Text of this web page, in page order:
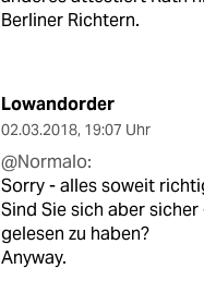
Berliner Richtern.
Lowandorder
02.03.2018, 19:07 Uhr
@Normalo:
Sorry - alles soweit
Sind Sie sich aber sicher
gelesen zu haben?
Anyway.